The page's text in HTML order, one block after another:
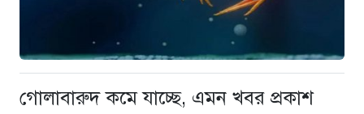
গোলাবারুদ কমে যাচ্ছে, এমন খবর প্রকাশ